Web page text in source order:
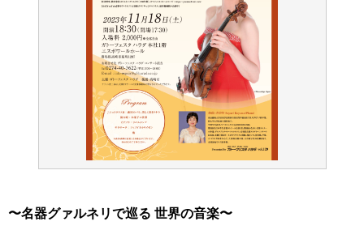
〜名器グァルネリで巡る 世界の音楽〜